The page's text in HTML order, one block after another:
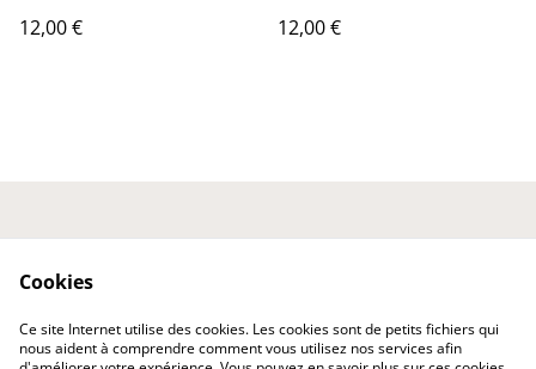
12,00 €
12,00 €
Expédition et
Livraison
Cookies
Ce site Internet utilise des cookies. Les cookies sont de petits fichiers qui
nous aident à comprendre comment vous utilisez nos services afin